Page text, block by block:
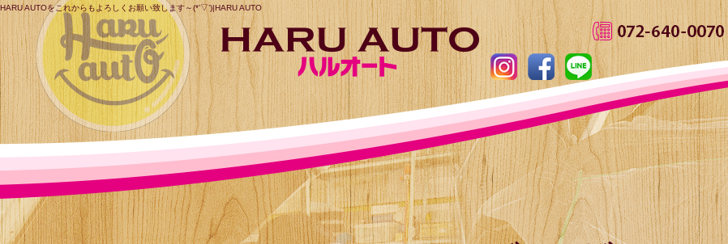
HARU AUTOをこれからもよろしくお願い致します～(*’▽’)|HARU AUTO